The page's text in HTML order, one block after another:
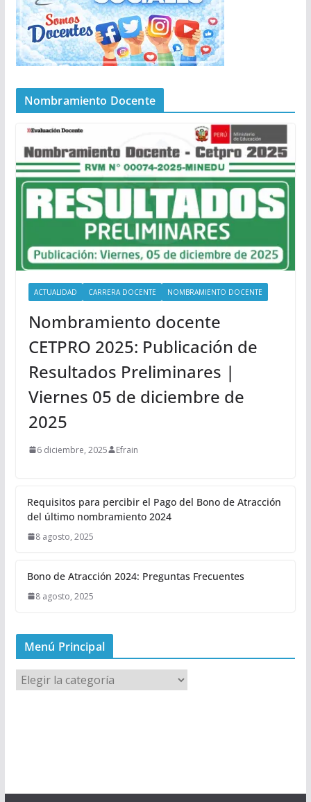
Nombramiento Docente
ACTUALIDAD CARRERA DOCENTE NOMBRAMIENTO DOCENTE
Nombramiento docente
CETPRO 2025: Publicación de
Resultados Preliminares |
Viernes 05 de diciembre de
2025
6 diciembre, 2025 Efrain
Requisitos para percibir el Pago del Bono de Atracción
del último nombramiento 2024
8 agosto, 2025
Bono de Atracción 2024: Preguntas Frecuentes
8 agosto, 2025
Menú Principal
M
e